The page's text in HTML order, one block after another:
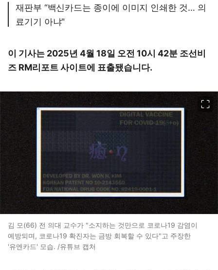
재판부 “백신카드는 종이에 이미지 인쇄한 것… 의
료기기 아냐"
이 기사는 2025년 4월 18일 오전 10시 42분 조선비
즈 RM리포트 사이트에 표출됐습니다.
김 모(66) 전 의대 교수가 "소지하는 것만으로 코로나19 감염이
예방되며, 코로나19 확진자는 금방 회복할 수 있다"고 주장한
'유엔카드' 모습. /유튜브 캡처